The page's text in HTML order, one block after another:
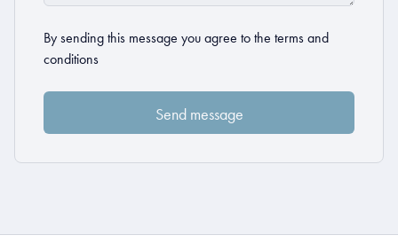
By sending this message you agree to the terms and
conditions